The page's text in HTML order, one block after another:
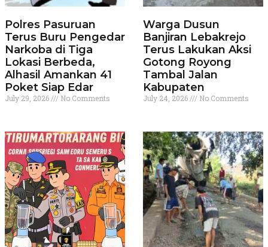
Polres Pasuruan
Terus Buru Pengedar
Narkoba di Tiga
Lokasi Berbeda,
Alhasil Amankan 41
Poket Siap Edar
July 29, 2026 No Comments
Warga Dusun
Banjiran Lebakrejo
Terus Lakukan Aksi
Gotong Royong
Tambal Jalan
Kabupaten
July 24, 2026 No Comments